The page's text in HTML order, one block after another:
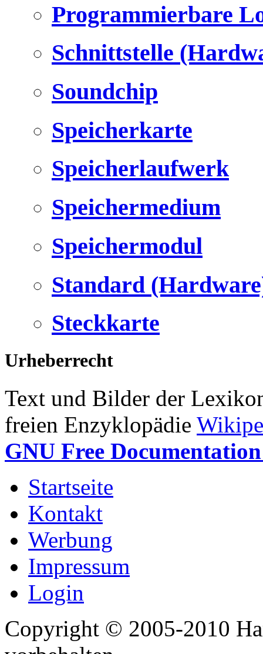
Programmierbare
Schnittstelle
Soundchip
Speicherkarte
Speicherlaufwerk
Speichermedium
Speichermodul
Standard
Steckkarte
Urheberrecht
Text und Bilder der
freien Enzyklopädie
GNU Free
Startseite
Kontakt
Werbung
Impressum
Login
Copyright © 2005-2010